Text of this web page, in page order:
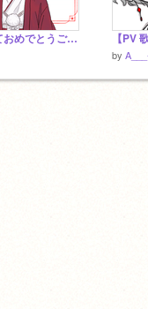
明けましておめでとうございます(｡･･｡)/
by